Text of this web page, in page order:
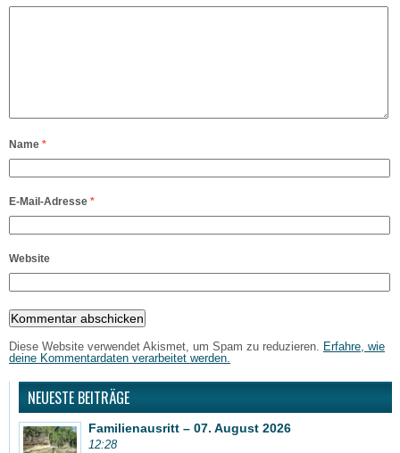
Name *
E-Mail-Adresse *
Website
Diese Website verwendet Akismet, um Spam zu reduzieren. Erfahre, wie
deine Kommentardaten verarbeitet werden.
NEUESTE BEITRÄGE
Familienausritt – 07. August 2026
12:28